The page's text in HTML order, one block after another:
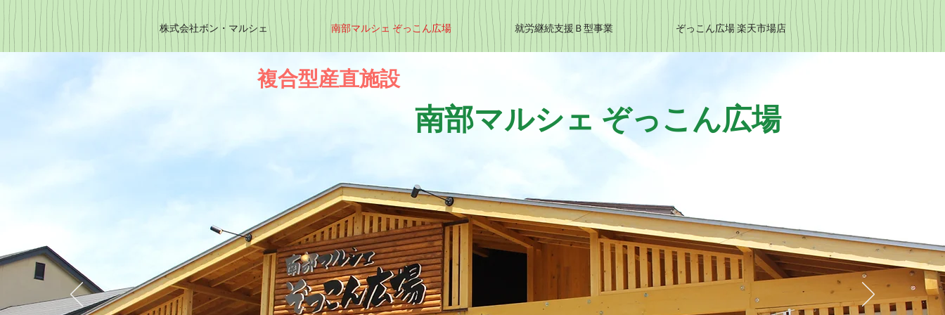
株式会社ボン・マルシェ 南部マルシェ ぞっこん広場 就労継続支援Ｂ型事業 ぞっこん広場 楽天市場店
複合型産直施設
南部マルシェ ぞっこん広場